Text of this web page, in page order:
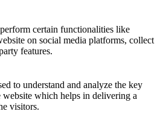
certain functionalities like
on social media platforms, collect
features.
to understand and analyze the key
website which helps in delivering a
visitors.